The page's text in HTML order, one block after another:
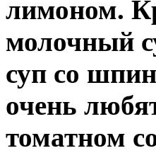
лимоном.
молочный
суп со
очень
томатном